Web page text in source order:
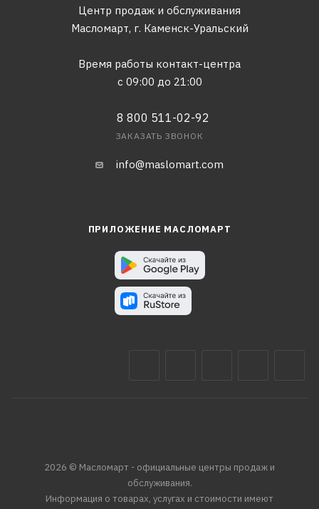
Центр продаж и обслуживания
Масломарт, г. Каменск-Уральский
Время работы контакт-центра
с 09:00 до 21:00
8 800 511-02-92
ЗАКАЗАТЬ ЗВОНОК
info@maslomart.com
ПРИЛОЖЕНИЕ МАСЛОМАРТ
2026 © Масломарт - официальные центры продаж и
обслуживания.
Информация о товарах, услугах и стоимости имеют